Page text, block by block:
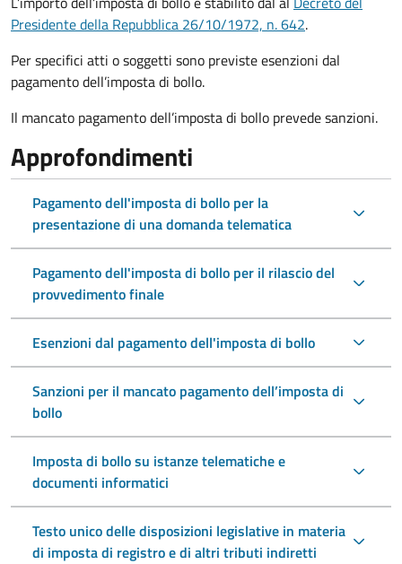
Presidente della Repubblica 26/10/1972, n. 642.
Per specifici atti o soggetti sono previste esenzioni dal
pagamento dell’imposta di bollo.
Il mancato pagamento dell’imposta di bollo prevede sanzioni.
Approfondimenti
Pagamento dell'imposta di bollo per la
presentazione di una domanda telematica
Pagamento dell'imposta di bollo per il rilascio del
provvedimento finale
Esenzioni dal pagamento dell'imposta di bollo
Sanzioni per il mancato pagamento dell’imposta di
bollo
Imposta di bollo su istanze telematiche e
documenti informatici
Testo unico delle disposizioni legislative in materia
di imposta di registro e di altri tributi indiretti